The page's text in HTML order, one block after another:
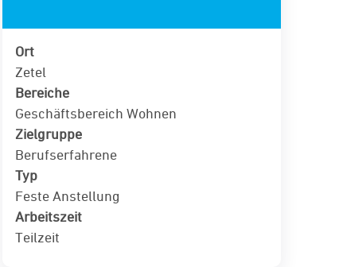
Ort
Zetel
Bereiche
Geschäftsbereich Wohnen
Zielgruppe
Berufserfahrene
Typ
Feste Anstellung
Arbeitszeit
Teilzeit